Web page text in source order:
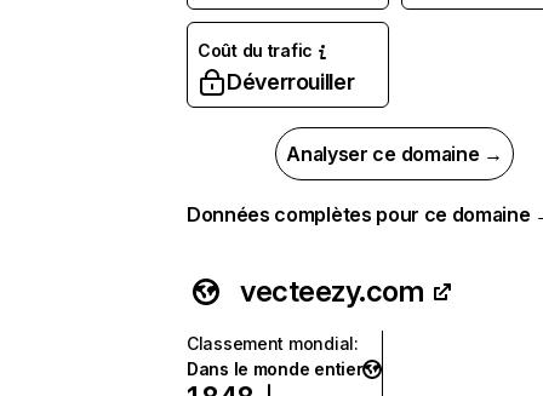
Coût du trafic
Déverrouiller
Analyser ce domaine →
Données complètes pour ce domaine
vecteezy.com
Classement mondial:
Dans le monde entier